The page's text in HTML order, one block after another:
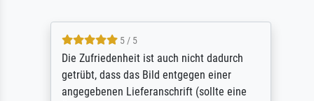
5 / 5
Die Zufriedenheit ist auch nicht dadurch
getrübt, dass das Bild entgegen einer
angegebenen Lieferanschrift (sollte eine